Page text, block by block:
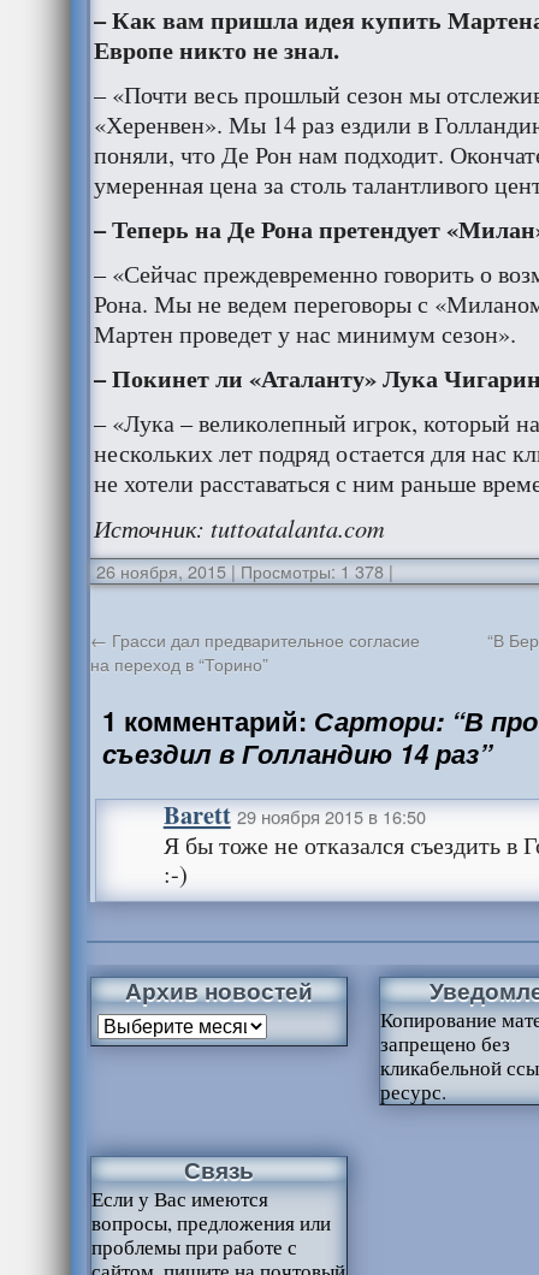
– Как вам пришла идея купить
Европе никто не знал.
– «Почти весь прошлый сезон мы
«Херенвен». Мы 14 раз ездили в
поняли, что Де Рон нам подходит.
умеренная цена за столь талантливого
– Теперь на Де Рона претендует
– «Сейчас преждевременно говорить о
Рона. Мы не ведем переговоры с
Мартен проведет у нас минимум сезон».
– Покинет ли «Аталанту» Лука
– «Лука – великолепный игрок, который
нескольких лет подряд остается для
не хотели расставаться с ним раньше
Источник: tuttoatalanta.com
26 ноября, 2015 | Просмотры: 1 378|
← Грасси дал предварительное согласие
на переход в “Торино”
“В
1 комментарий: Сартори: “В
съездил в Голландию 14 раз”
Barett 29 ноября 2015 в 16:50
Я бы тоже не отказался съездить в
:-)
Архив новостей
Копирование
запрещено без
кликабельной
ресурс.
Связь
Если у Вас имеются
вопросы, предложения или
проблемы при работе с